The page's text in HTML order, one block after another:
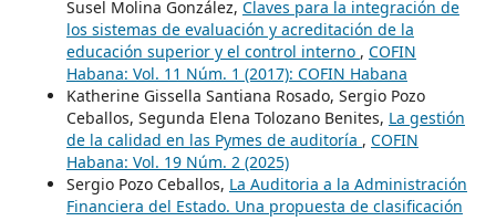
Susel Molina González, Claves para la integración de
los sistemas de evaluación y acreditación de la
educación superior y el control interno , COFIN
Habana: Vol. 11 Núm. 1 (2017): COFIN Habana
Katherine Gissella Santiana Rosado, Sergio Pozo
Ceballos, Segunda Elena Tolozano Benites, La gestión
de la calidad en las Pymes de auditoría , COFIN
Habana: Vol. 19 Núm. 2 (2025)
Sergio Pozo Ceballos, La Auditoria a la Administración
Financiera del Estado. Una propuesta de clasificación